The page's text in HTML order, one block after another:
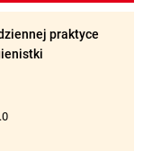
praktyce